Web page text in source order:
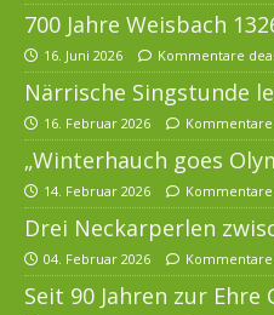
700 Jahre Weisbach
16. Juni 2026 Kommentare
Närrische Singstunde
16. Februar 2026
„Winterhauch goes
14. Februar 2026
Drei Neckarperlen
04. Februar 2026
Seit 90 Jahren zur Ehre